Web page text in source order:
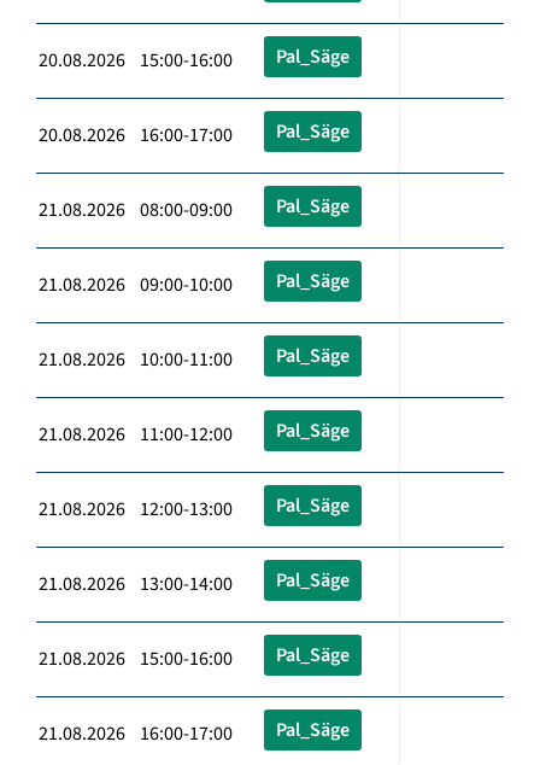
20.08.2026 15:00-16:00 Pal_Säge
20.08.2026 16:00-17:00 Pal_Säge
21.08.2026 08:00-09:00 Pal_Säge
21.08.2026 09:00-10:00 Pal_Säge
21.08.2026 10:00-11:00 Pal_Säge
21.08.2026 11:00-12:00 Pal_Säge
21.08.2026 12:00-13:00 Pal_Säge
21.08.2026 13:00-14:00 Pal_Säge
21.08.2026 15:00-16:00 Pal_Säge
21.08.2026 16:00-17:00 Pal_Säge